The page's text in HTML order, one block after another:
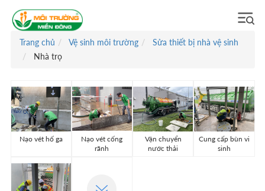
Trang chủ Vệ sinh môi trường
Sửa thiết bị nhà vệ sinh
Nhà trọ
Nạo vét hố ga
Nạo vét cống
rãnh
Vận chuyển
nước thải
Cung cấp bùn vi
sinh